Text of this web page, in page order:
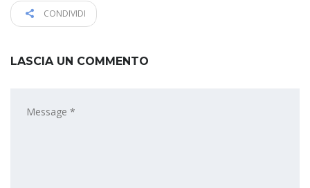
CONDIVIDI
LASCIA UN COMMENTO